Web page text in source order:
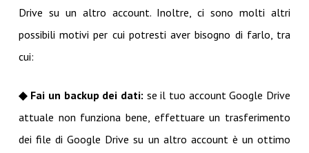
Drive su un altro account. Inoltre, ci sono molti altri
possibili motivi per cui potresti aver bisogno di farlo, tra
cui:
◆ Fai un backup dei dati: se il tuo account Google Drive
attuale non funziona bene, effettuare un trasferimento
dei file di Google Drive su un altro account è un ottimo